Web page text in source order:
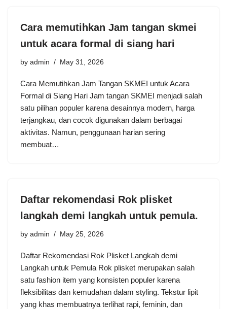
Cara memutihkan Jam tangan skmei
untuk acara formal di siang hari
by admin May 31, 2026
Cara Memutihkan Jam Tangan SKMEI untuk Acara
Formal di Siang Hari Jam tangan SKMEI menjadi salah
satu pilihan populer karena desainnya modern, harga
terjangkau, dan cocok digunakan dalam berbagai
aktivitas. Namun, penggunaan harian sering
membuat…
Daftar rekomendasi Rok plisket
langkah demi langkah untuk pemula.
by admin May 25, 2026
Daftar Rekomendasi Rok Plisket Langkah demi
Langkah untuk Pemula Rok plisket merupakan salah
satu fashion item yang konsisten populer karena
fleksibilitas dan kemudahan dalam styling. Tekstur lipit
yang khas membuatnya terlihat rapi, feminin, dan